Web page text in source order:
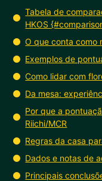
Tabela de
HKOS
O que conta como
Exemplos de
Como lidar com
Da mesa:
Por que a
Riichi/MCR
Regras da casa
Dados e notas de
Principais